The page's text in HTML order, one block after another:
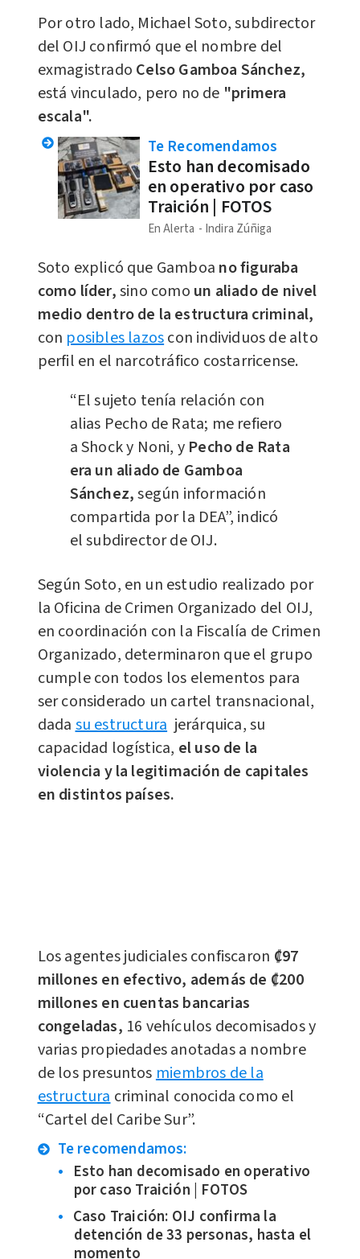
Por otro lado, Michael Soto, subdirector
del OIJ confirmó que el nombre del
exmagistrado Celso Gamboa Sánchez,
está vinculado, pero no de "primera
escala".
Te Recomendamos
Esto han decomisado
en operativo por caso
Traición | FOTOS
En Alerta Indira Zúñiga
Soto explicó que Gamboa no figuraba
como líder,sino como un aliado de nivel
medio dentro de la estructura criminal,
con posibles lazoscon individuos de alto
perfil en el narcotráfico costarricense.
“El sujeto tenía relación con
alias Pecho de Rata; me refiero
a Shock y Noni, y Pecho de Rata
era un aliado de Gamboa
Sánchez,según información
compartida por la DEA”, indicó
el subdirector de OIJ.
Según Soto, en un estudio realizado por
la Oficina de Crimen Organizado del OIJ,
en coordinación con la Fiscalía de Crimen
Organizado, determinaron que el grupo
cumple con todos los elementos para
ser considerado un cartel transnacional,
dada su estructura jerárquica, su
capacidad logística, el uso de la
violencia y la legitimación de capitales
en distintos países.
Los agentes judiciales confiscaron ₡97
millones en efectivo, además de ₡200
millones en cuentas bancarias
congeladas, 16 vehículos decomisados y
varias propiedades anotadas a nombre
de los presuntosmiembros de la
estructuracriminal conocida como el
“Cartel del Caribe Sur”.
Te recomendamos:
Esto han decomisado en operativo
por caso Traición | FOTOS
Caso Traición: OIJ confirma la
detención de 33 personas, hasta el
momento